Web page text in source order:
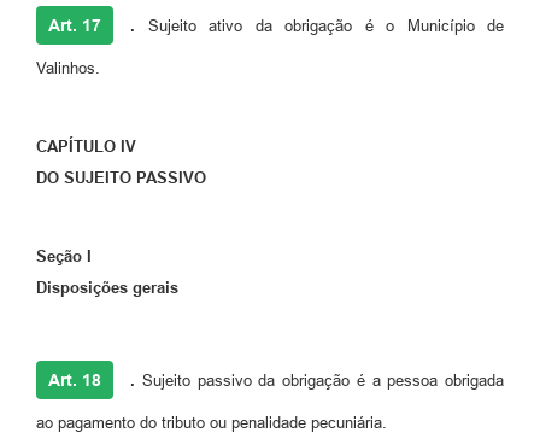
Art. 17 . Sujeito ativo da obrigação é o Município de
Valinhos.
CAPÍTULO IV
DO SUJEITO PASSIVO
Seção I
Disposições gerais
Art. 18 . Sujeito passivo da obrigação é a pessoa obrigada
ao pagamento do tributo ou penalidade pecuniária.